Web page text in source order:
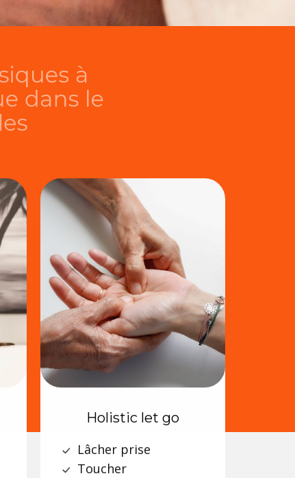
à
dans le
Holistic let go
Lâcher prise
Toucher